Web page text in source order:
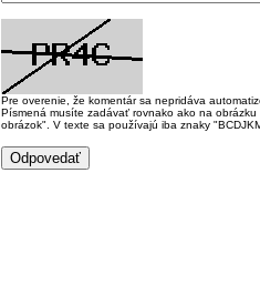
Pre overenie, že komentár sa nepridáva
Písmená musíte zadávať rovnako ako na
obrázok". V texte sa používajú iba znaky